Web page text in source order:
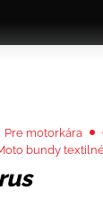
Pre motorkára
bundy